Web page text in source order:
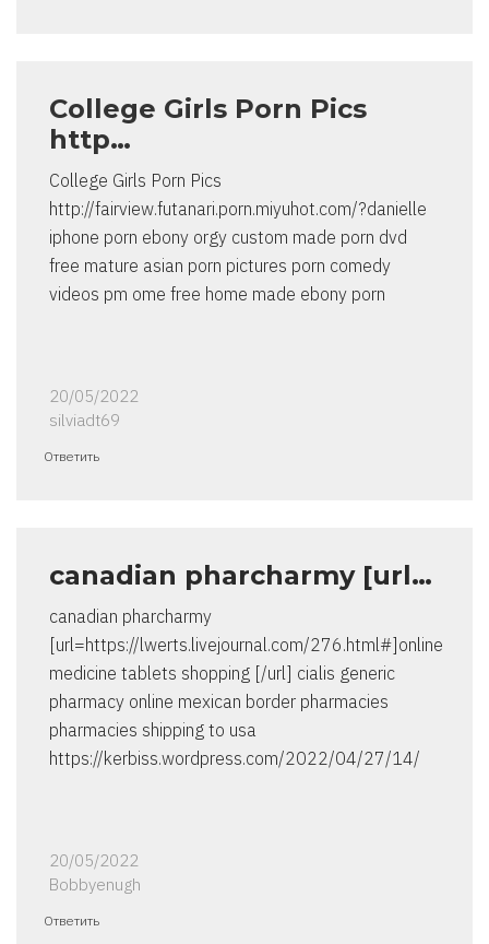
College Girls Porn Pics
http…
College Girls Porn Pics
http://fairview.futanari.porn.miyuhot.com/?danielle
iphone porn ebony orgy custom made porn dvd
free mature asian porn pictures porn comedy
videos pm ome free home made ebony porn
20/05/2022
silviadt69
Ответить
canadian pharcharmy [url…
canadian pharcharmy
[url=https://lwerts.livejournal.com/276.html#]online
medicine tablets shopping [/url] cialis generic
pharmacy online mexican border pharmacies
pharmacies shipping to usa
https://kerbiss.wordpress.com/2022/04/27/14/
20/05/2022
Bobbyenugh
Ответить